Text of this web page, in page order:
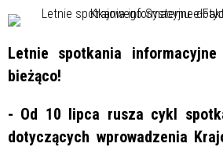
Letnie spotkania
bieżąco!
- Od 10 lipca rusza cykl
dotyczących wprowadzenia